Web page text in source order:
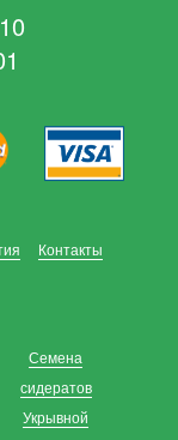
Контакты
Семена
сидератов
Укрывной